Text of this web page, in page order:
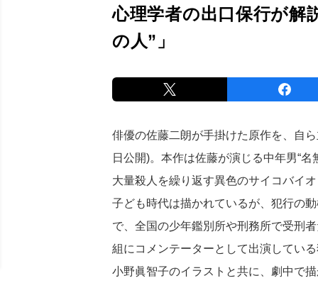
心理学者の出口保行が解
の人”」
俳優の佐藤二朗が手掛けた原作を、自
日公開)。本作は佐藤が演じる中年男“
大量殺人を繰り返す異色のサイコバイ
子ども時代は描かれているが、犯行の
で、全国の少年鑑別所や刑務所で受刑
組にコメンテーターとして出演してい
小野眞智子のイラストと共に、劇中で